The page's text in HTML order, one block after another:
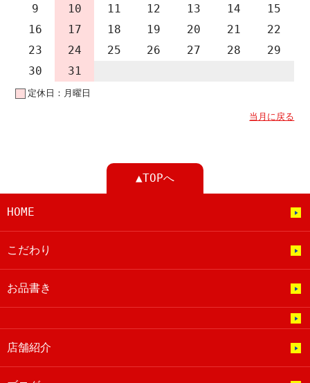
9
10 11 12 13 14
15
16
17 18 19 20 21
22
23
24 25 26 27 28
29
30
31
定休日：月曜日
当月に戻る
▲TOPへ
HOME
こだわり
お品書き
店舗紹介